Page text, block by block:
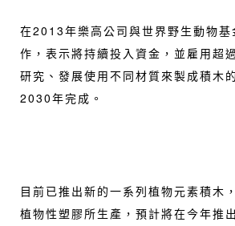
在2013年樂高公司與世界野生動物
作，表示將持續投入資金，並雇用超
研究、發展使用不同材質來製成積木
2030年完成。
目前已推出新的一系列植物元素積木
植物性塑膠所生產，預計將在今年推